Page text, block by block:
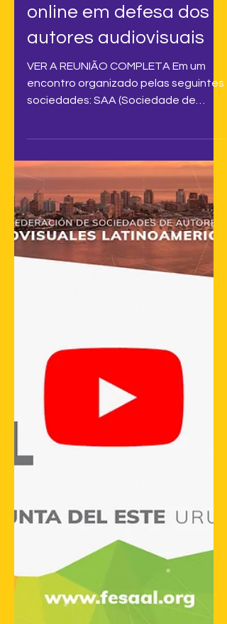
realizaram um evento
online em defesa dos
autores audiovisuais
VER A REUNIÃO COMPLETA Em um
encontro organizado pelas seguintes
Autores Audiovisuais), sua parceira...